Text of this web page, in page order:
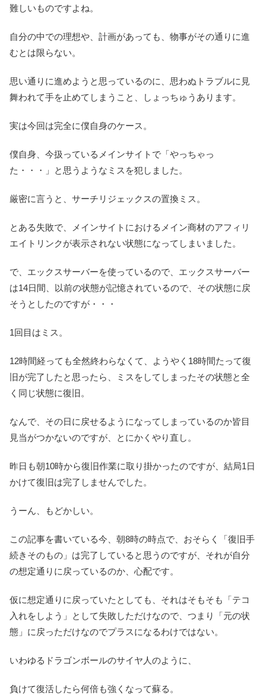
難しいものですよね。
自分の中での理想や、計画があっても、物事がその通りに進
むとは限らない。
思い通りに進めようと思っているのに、思わぬトラブルに見
舞われて手を止めてしまうこと、しょっちゅうあります。
実は今回は完全に僕自身のケース。
僕自身、今扱っているメインサイトで「やっちゃっ
た・・・」と思うようなミスを犯しました。
厳密に言うと、サーチリジェックスの置換ミス。
とある失敗で、メインサイトにおけるメイン商材のアフィリ
エイトリンクが表示されない状態になってしまいました。
で、エックスサーバーを使っているので、エックスサーバー
は14日間、以前の状態が記憶されているので、その状態に戻
そうとしたのですが・・・
1回目はミス。
12時間経っても全然終わらなくて、ようやく18時間たって復
旧が完了したと思ったら、ミスをしてしまったその状態と全
く同じ状態に復旧。
なんで、その日に戻せるようになってしまっているのか皆目
見当がつかないのですが、とにかくやり直し。
昨日も朝10時から復旧作業に取り掛かったのですが、結局1日
かけて復旧は完了しませんでした。
うーん、もどかしい。
この記事を書いている今、朝8時の時点で、おそらく「復旧手
続きそのもの」は完了していると思うのですが、それが自分
の想定通りに戻っているのか、心配です。
仮に想定通りに戻っていたとしても、それはそもそも「テコ
入れをしよう」として失敗しただけなので、つまり「元の状
態」に戻っただけなのでプラスになるわけではない。
いわゆるドラゴンボールのサイヤ人のように、
負けて復活したら何倍も強くなって蘇る。